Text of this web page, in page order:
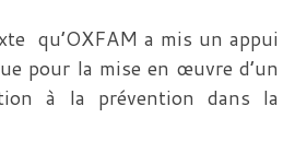
qu’OXFAM a mis un appui
pour la mise en œuvre d’un
à la prévention dans la